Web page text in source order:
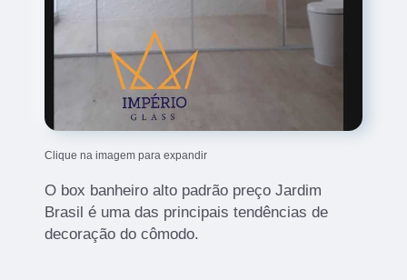
Clique na imagem para expandir
O box banheiro alto padrão preço Jardim
Brasil é uma das principais tendências de
decoração do cômodo.